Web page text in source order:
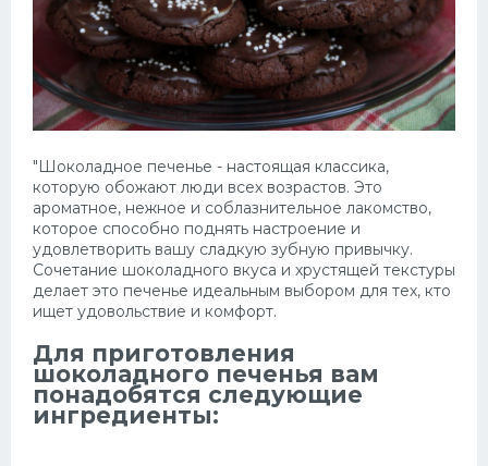
"Шоколадное печенье - настоящая классика,
которую обожают люди всех возрастов. Это
ароматное, нежное и соблазнительное лакомство,
которое способно поднять настроение и
удовлетворить вашу сладкую зубную привычку.
Сочетание шоколадного вкуса и хрустящей текстуры
делает это печенье идеальным выбором для тех, кто
ищет удовольствие и комфорт.
Для приготовления
шоколадного печенья вам
понадобятся следующие
ингредиенты:
Супы
Мясные блюда
Печенье
Салат
Выпечка
Десерт
Напитки
Дизайн комнаты